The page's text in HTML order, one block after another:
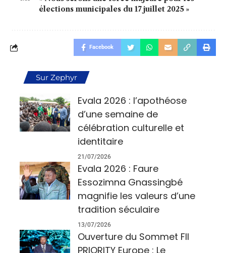
élections municipales du 17 juillet 2025 »
Facebook
Sur Zephyr
Evala 2026 : l’apothéose
d’une semaine de
célébration culturelle et
identitaire
21/07/2026
Evala 2026 : Faure
Essozimna Gnassingbé
magnifie les valeurs d’une
tradition séculaire
13/07/2026
Ouverture du Sommet FII
PRIORITY Europe : Le